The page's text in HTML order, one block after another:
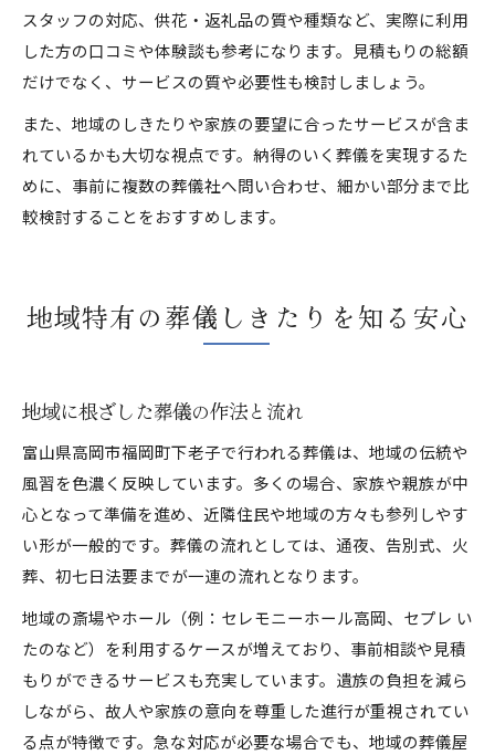
スタッフの対応、供花・返礼品の質や種類など、実際に利用
した方の口コミや体験談も参考になります。見積もりの総額
だけでなく、サービスの質や必要性も検討しましょう。
また、地域のしきたりや家族の要望に合ったサービスが含ま
れているかも大切な視点です。納得のいく葬儀を実現するた
めに、事前に複数の葬儀社へ問い合わせ、細かい部分まで比
較検討することをおすすめします。
地域特有の葬儀しきたりを知る安心
地域に根ざした葬儀の作法と流れ
富山県高岡市福岡町下老子で行われる葬儀は、地域の伝統や
風習を色濃く反映しています。多くの場合、家族や親族が中
心となって準備を進め、近隣住民や地域の方々も参列しやす
い形が一般的です。葬儀の流れとしては、通夜、告別式、火
葬、初七日法要までが一連の流れとなります。
地域の斎場やホール（例：セレモニーホール高岡、セプレ い
たのなど）を利用するケースが増えており、事前相談や見積
もりができるサービスも充実しています。遺族の負担を減ら
しながら、故人や家族の意向を尊重した進行が重視されてい
る点が特徴です。急な対応が必要な場合でも、地域の葬儀屋